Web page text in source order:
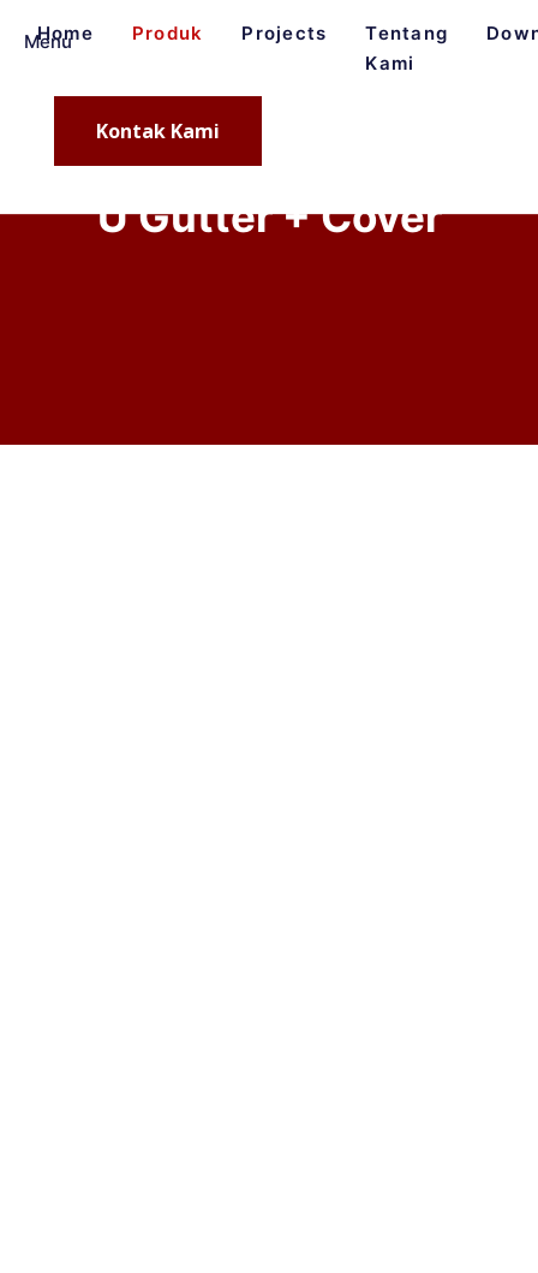
Menu
Home Produk Projects
Tentang
Kami
Kontak Kami
U Gutter + Cover